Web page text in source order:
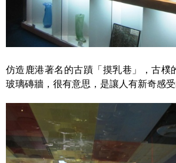
仿造鹿港著名的古蹟「摸乳巷」，古樸
玻璃磚牆，很有意思，是讓人有新奇感受